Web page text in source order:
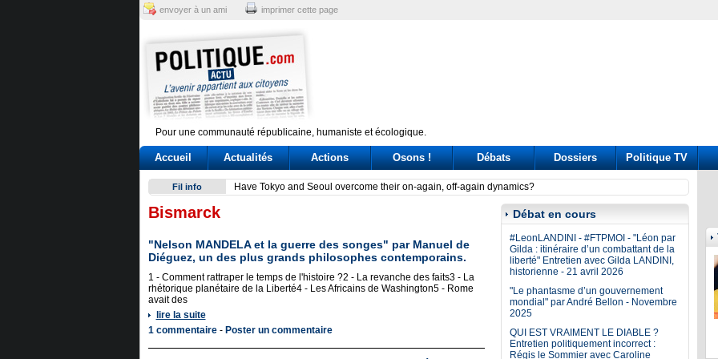
envoyer à un ami imprimer cette page
Pour une communauté républicaine, humaniste et écologique.
Accueil Actualités Actions Osons ! Débats Dossiers Politique TV
Fil info Delmastro, bagarre sulle chat. La Camera nega l’utilizzo e Bignami oltraggia Scalfaro
Bismarck
"Nelson MANDELA et la guerre des songes" par Manuel de
Diéguez, un des plus grands philosophes contemporains.
1 - Comment rattraper le temps de l'histoire ?2 - La revanche des faits3 - La
rhétorique planétaire de la Liberté4 - Les Africains de Washington5 - Rome
avait des
lire la suite
1 commentaire- Poster un commentaire
Débat en cours
#LeonLANDINI - #FTPMOI - "Léon par
Gilda : itinéraire d’un combattant de la
liberté" Entretien avec Gilda LANDINI,
historienne - 21 avril 2026
"Le phantasme d’un gouvernement
mondial" par André Bellon - Novembre
2025
QUI EST VRAIMENT LE DIABLE ?
Entretien politiquement incorrect :
Régis le Sommier avec Caroline